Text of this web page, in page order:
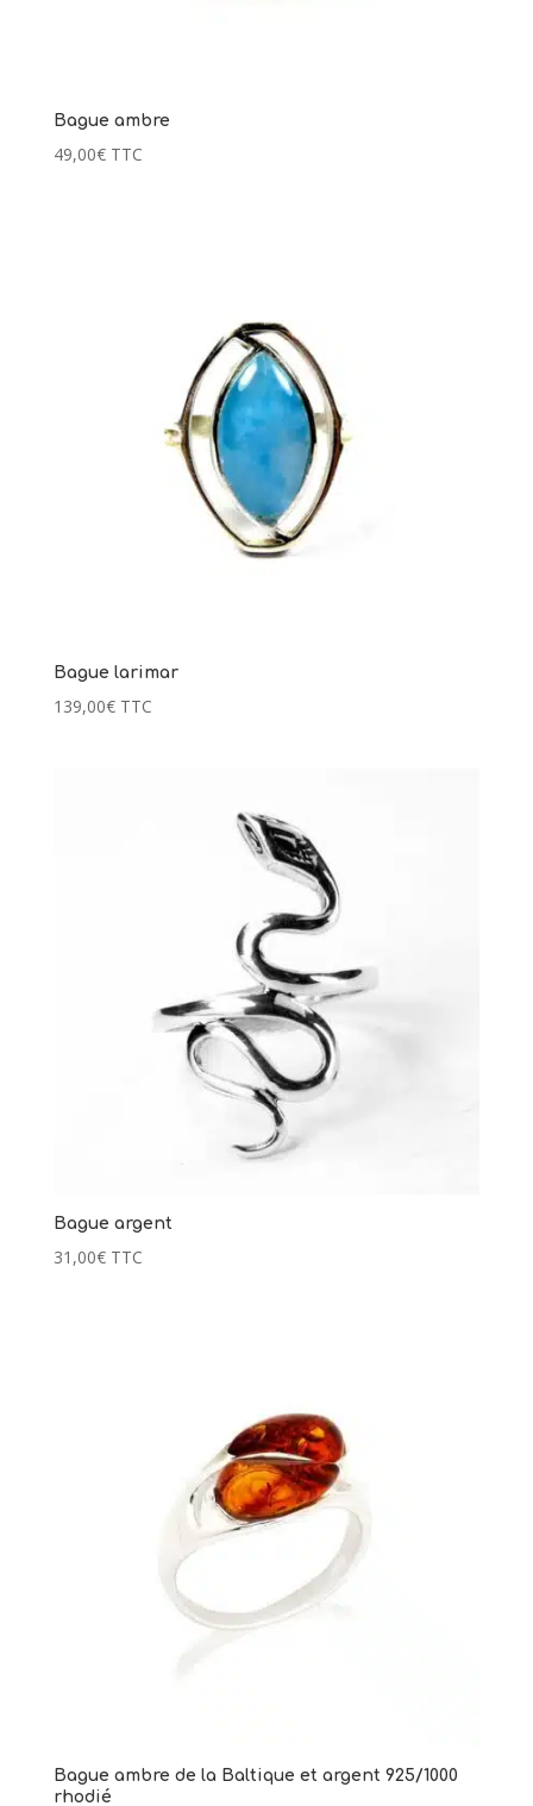
Bague ambre
49,00€ TTC
Bague larimar
139,00€ TTC
Bague argent
31,00€ TTC
Bague ambre de la Baltique et argent 925/1000
rhodié